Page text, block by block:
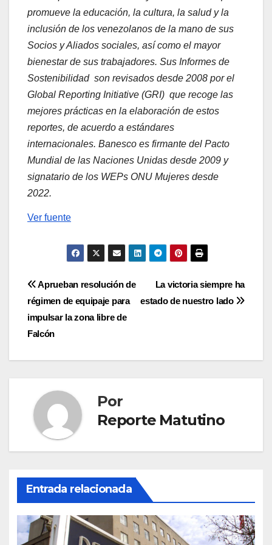
promueve la educación, la cultura, la salud y la
inclusión de los venezolanos de la mano de sus
Socios y Aliados sociales, así como el mayor
bienestar de sus trabajadores. Sus Informes de
Sostenibilidad son revisados desde 2008 por el
Global Reporting Initiative (GRI) que recoge las
mejores prácticas en la elaboración de estos
reportes, de acuerdo a estándares
internacionales. Banesco es firmante del Pacto
Mundial de las Naciones Unidas desde 2009 y
signatario de los WEPs ONU Mujeres desde
2022.
Ver fuente
Navegación
de
entradas
La victoria siempre ha
estado de nuestro lado
Aprueban resolución de
régimen de equipaje para
impulsar la zona libre de
Falcón
Por
Reporte Matutino
Entrada relacionada